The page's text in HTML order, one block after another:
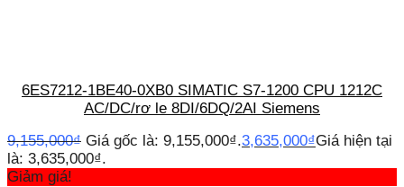
6ES7212-1BE40-0XB0 SIMATIC S7-1200 CPU 1212C
AC/DC/rơ le 8DI/6DQ/2AI Siemens
9,155,000₫ Giá gốc là: 9,155,000₫.3,635,000₫Giá hiện tại
là: 3,635,000₫.
Giảm giá!